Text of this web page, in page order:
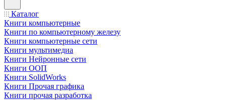
Каталог
Книги компьютерные
Книги по компьютерному железу
Книги компьютерные сети
Книги мультимедиа
Книги Нейронные сети
Книги ООП
Книги SolidWorks
Книги Прочая графика
Книги прочая разработка